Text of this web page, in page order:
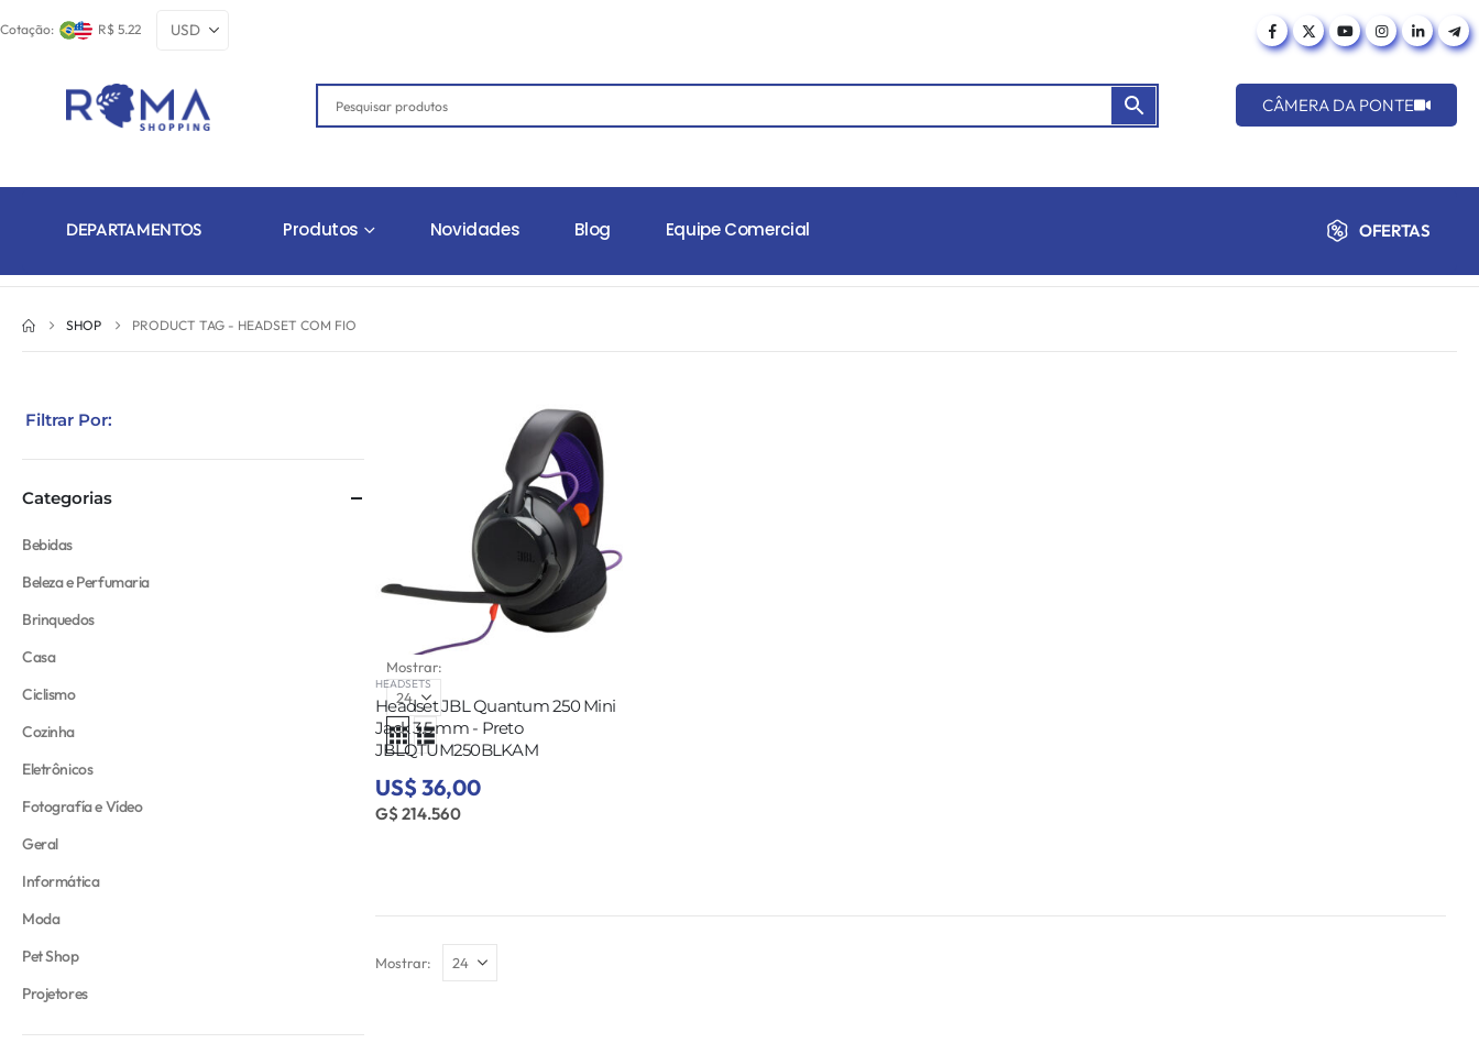
Cotação: R$ 5.22
CÂMERA DA PONTE
DEPARTAMENTOS Produtos Novidades Blog Equipe Comercial OFERTAS
SHOP PRODUCT TAG - HEADSET COM FIO
Mostrar:
HEADSETS
Headset JBL Quantum 250 Mini
Jack 3.5 mm - Preto
JBLQTUM250BLKAM
US$ 36,00
G$ 214.560
Mostrar:
Filtrar Por:
Categorias
Bebidas
Beleza e Perfumaria
Brinquedos
Casa
Ciclismo
Cozinha
Eletrônicos
Fotografía e Vídeo
Geral
Informática
Moda
Pet Shop
Projetores